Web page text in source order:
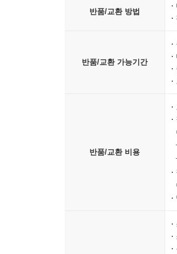
반품/교환 방법
반품/교환 가능기간
반품/교환 비용